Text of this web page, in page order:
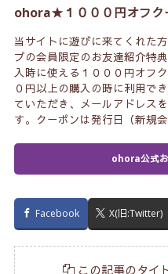
ohora★１０００円オフク
当サイトに遊びに来てくれた
プの会員限定のお友達紹介特
入時に使える１０００円オフ
０円以上の購入の時に利用で
ていただき、メールアドレス
す。クーポンは発行日（新規
ohora公式
Facebook X(旧:Twitter)
この記事のタイ